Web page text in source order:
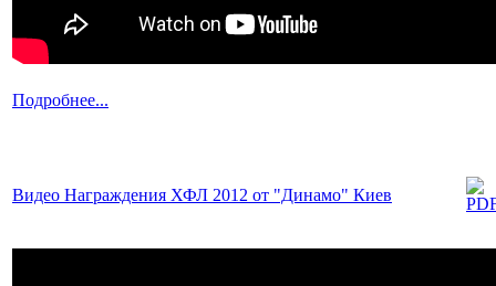
Подробнее...
Видео Награждения ХФЛ 2012 от "Динамо" Киев